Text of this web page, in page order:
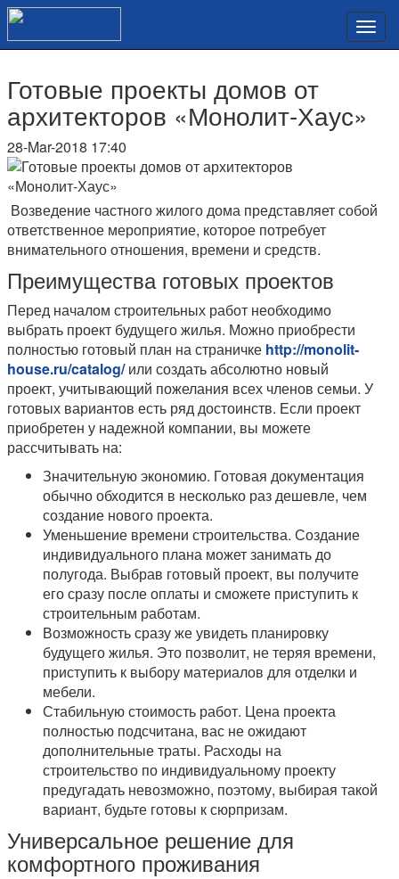
Готовые проекты домов от
архитекторов «Монолит-Хаус»
28-Mar-2018 17:40
Возведение частного жилого дома представляет собой
ответственное мероприятие, которое потребует
внимательного отношения, времени и средств.
Преимущества готовых проектов
Перед началом строительных работ необходимо
выбрать проект будущего жилья. Можно приобрести
полностью готовый план на страничке http://monolit-
house.ru/catalog/или создать абсолютно новый
проект, учитывающий пожелания всех членов семьи. У
готовых вариантов есть ряд достоинств. Если проект
приобретен у надежной компании, вы можете
рассчитывать на:
Значительную экономию. Готовая документация
обычно обходится в несколько раз дешевле, чем
создание нового проекта.
Уменьшение времени строительства. Создание
индивидуального плана может занимать до
полугода. Выбрав готовый проект, вы получите
его сразу после оплаты и сможете приступить к
строительным работам.
Возможность сразу же увидеть планировку
будущего жилья. Это позволит, не теряя времени,
приступить к выбору материалов для отделки и
мебели.
Стабильную стоимость работ. Цена проекта
полностью подсчитана, вас не ожидают
дополнительные траты. Расходы на
строительство по индивидуальному проекту
предугадать невозможно, поэтому, выбирая такой
вариант, будьте готовы к сюрпризам.
Универсальное решение для
комфортного проживания